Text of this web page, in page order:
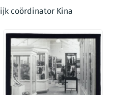
coördinator Kina